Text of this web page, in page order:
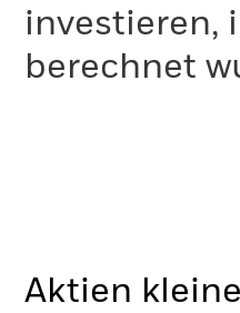
investieren,
berechnet
Aktien